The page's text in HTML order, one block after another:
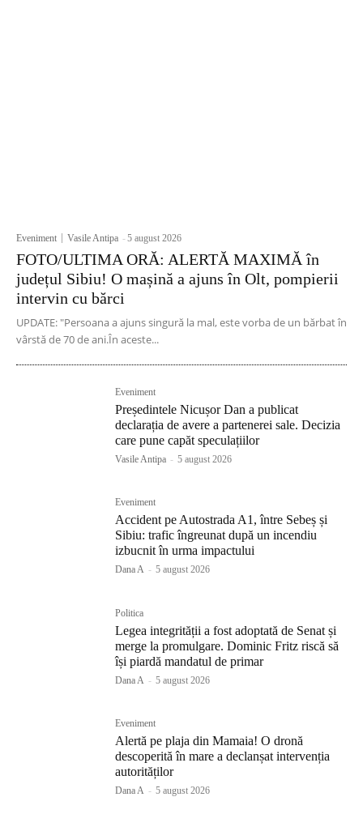
Eveniment Vasile Antipa -5 august 2026
FOTO/ULTIMA ORĂ: ALERTĂ MAXIMĂ în
județul Sibiu! O mașină a ajuns în Olt, pompierii
intervin cu bărci
UPDATE: "Persoana a ajuns singură la mal, este vorba de un bărbat în
vârstă de 70 de ani.În aceste...
Eveniment
Președintele Nicușor Dan a publicat
declarația de avere a partenerei sale. Decizia
care pune capăt speculațiilor
Vasile Antipa - 5 august 2026
Eveniment
Accident pe Autostrada A1, între Sebeș și
Sibiu: trafic îngreunat după un incendiu
izbucnit în urma impactului
Dana A - 5 august 2026
Politica
Legea integrității a fost adoptată de Senat și
merge la promulgare. Dominic Fritz riscă să
își piardă mandatul de primar
Dana A - 5 august 2026
Eveniment
Alertă pe plaja din Mamaia! O dronă
descoperită în mare a declanșat intervenția
autorităților
Dana A - 5 august 2026